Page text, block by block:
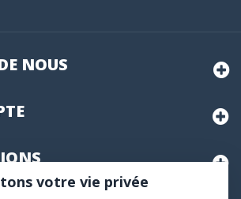
NOUS
votre vie privée